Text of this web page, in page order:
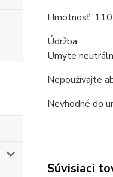
Hmotnosť: 110
Údržba:
Umyte
Nepoužívajte
Nevhodné do
Súvisiaci